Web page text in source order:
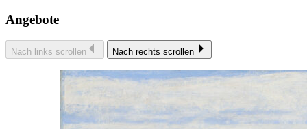
Angebote
Nach links scrollen Nach rechts scrollen